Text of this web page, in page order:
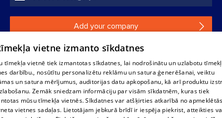
Add your company
If your company is not in our database, please fill in a
Reproduction, or distribution of 1188 database, its parts or the
information contained in the database, or parts of information in
any form is strictly prohibited. Also automatic download is
prohibited. Reproduction of any material published on the
vietne izmanto sīkdatnes
tīmekļa vietnē tiek izmantotas sīkdatnes, lai nodrošinātu un uzlabotu
darbību., nosūtītu personalizētu reklāmu un satura ģenerēšanai, veiktu
un satura mērījumus, auditorijas datu apkopošanu, kā arī produktu
Zemāk sniedzam informāciju par visām sīkdatnēm, kuras tiek
mūsu tīmekļa vietnēs. Sīkdatnes var atšķirties atkarībā no
vietnes sadaļas. Lietotājam jebkurā brīdī ir iespēja piekrist, atteikties